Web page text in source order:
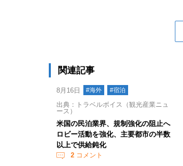
関連記事
8月16日 #海外 #宿泊
出典：トラベルボイス（観光産業ニュ
ース）
米国の民泊業界、規制強化の阻止へ
ロビー活動を強化、主要都市の半数
以上で供給鈍化
2 コメント